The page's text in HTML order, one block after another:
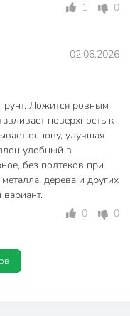
1
0
02.06.2026
Ложится ровным
поверхность к
основу, улучшая
удобный в
без подтеков при
дерева и других
0
0